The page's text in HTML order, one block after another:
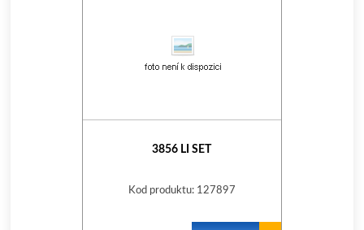
3856 LI SET
Kod produktu: 127897